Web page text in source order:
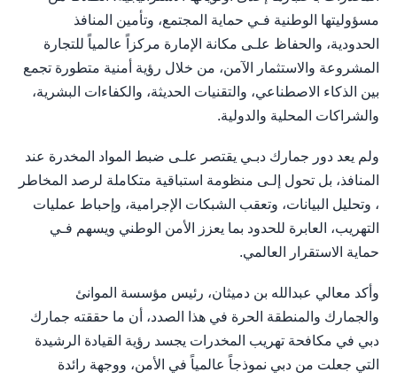
مسؤوليتها الوطنية فـي حماية المجتمع، وتأمين المنافذ
الحدودية، والحفاظ علـى مكانة الإمارة مركزاً عالمياً للتجارة
المشروعة والاستثمار الآمن، من خلال رؤية أمنية متطورة تجمع
بين الذكاء الاصطناعي، والتقنيات الحديثة، والكفاءات البشرية،
والشراكات المحلية والدولية.
ولم يعد دور جمارك دبـي يقتصر علـى ضبط المواد المخدرة عند
المنافذ، بل تحول إلـى منظومة استباقية متكاملة لرصد المخاطر
، وتحليل البيانات، وتعقب الشبكات الإجرامية، وإحباط عمليات
التهريب، العابرة للحدود بما يعزز الأمن الوطني ويسهم فـي
حماية الاستقرار العالمي.
وأكد معالي عبدالله بن دميثان، رئيس مؤسسة الموانئ
والجمارك والمنطقة الحرة في هذا الصدد، أن ما حققته جمارك
دبي في مكافحة تهريب المخدرات يجسد رؤية القيادة الرشيدة
التي جعلت من دبي نموذجاً عالمياً في الأمن، ووجهة رائدة